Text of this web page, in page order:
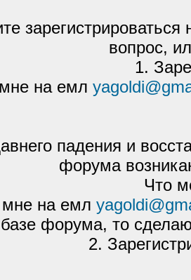
вопрос,
1.
на емл
падения и
форума
Что
мне на емл
форума, то
2.